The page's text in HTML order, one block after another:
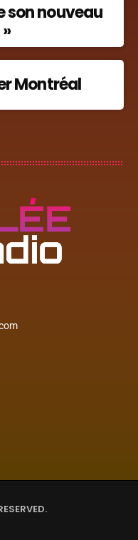
son nouveau
Naïka fait vibrer Montréal